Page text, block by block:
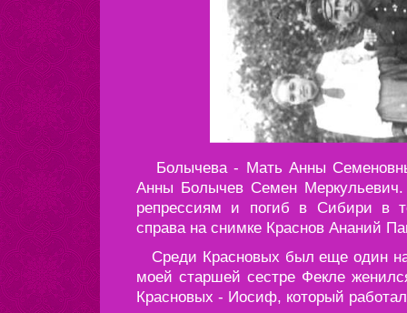
Болычева - Мать Анны
Анны Болычев Семен
репрессиям и погиб в Сибири в
справа на снимке Краснов Ананий
Среди Красновых был еще один
моей старшей сестре Фекле
Красновых - Иосиф, который